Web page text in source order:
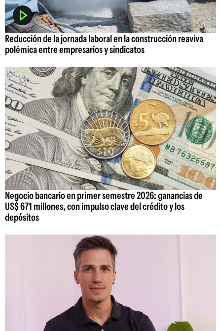
Reducción de la jornada laboral en la construcción reaviva
polémica entre empresarios y sindicatos
Negocio bancario en primer semestre 2026: ganancias de
US$ 671 millones, con impulso clave del crédito y los
depósitos